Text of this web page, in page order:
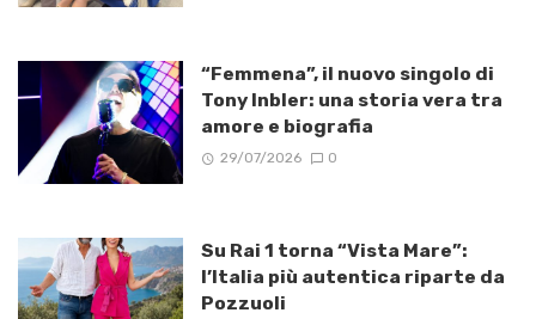
“Femmena”, il nuovo singolo di
Tony Inbler: una storia vera tra
amore e biografia
29/07/2026 0
Su Rai 1 torna “Vista Mare”:
l’Italia più autentica riparte da
Pozzuoli